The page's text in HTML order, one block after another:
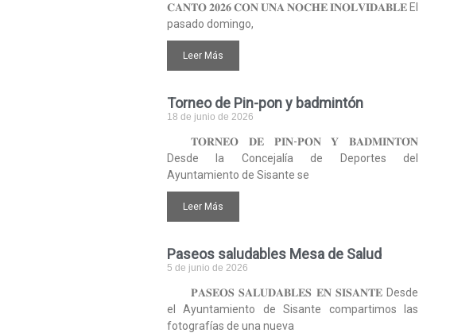
𝐂𝐀𝐍𝐓𝐎 𝟐𝟎𝟐𝟔 𝐂𝐎𝐍 𝐔𝐍𝐀 𝐍𝐎𝐂𝐇𝐄 𝐈𝐍𝐎𝐋𝐕𝐈𝐃𝐀𝐁𝐋𝐄 El
pasado domingo,
Leer Más
Torneo de Pin-pon y badmintón
18 de junio de 2026
𝐓𝐎𝐑𝐍𝐄𝐎 𝐃𝐄 𝐏𝐈𝐍-𝐏𝐎𝐍 𝐘 𝐁𝐀𝐃𝐌𝐈𝐍𝐓𝐎́𝐍
Desde la Concejalía de Deportes del
Ayuntamiento de Sisante se
Leer Más
Paseos saludables Mesa de Salud
5 de junio de 2026
𝐏𝐀𝐒𝐄𝐎𝐒 𝐒𝐀𝐋𝐔𝐃𝐀𝐁𝐋𝐄𝐒 𝐄𝐍 𝐒𝐈𝐒𝐀𝐍𝐓𝐄 Desde
el Ayuntamiento de Sisante compartimos las
fotografías de una nueva